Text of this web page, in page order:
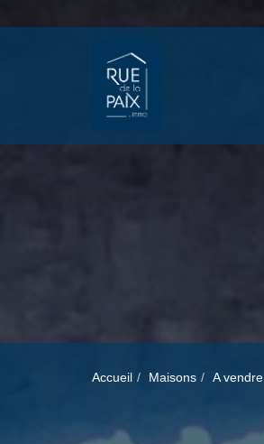
Accueil Maisons A vendre